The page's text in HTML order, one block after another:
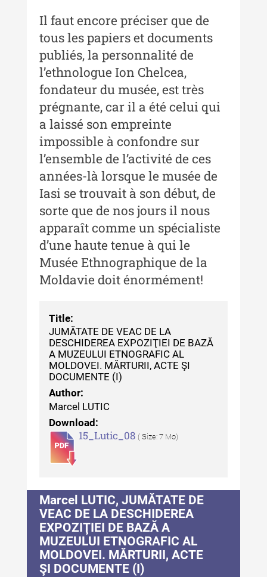
Il faut encore préciser que de
tous les papiers et documents
publiés, la personnalité de
l’ethnologue Ion Chelcea,
fondateur du musée, est très
prégnante, car il a été celui qui
a laissé son empreinte
impossible à confondre sur
l’ensemble de l’activité de ces
années-là lorsque le musée de
Iasi se trouvait à son début, de
sorte que de nos jours il nous
apparaît comme un spécialiste
d’une haute tenue à qui le
Musée Ethnographique de la
Moldavie doit énormément!
Title:
JUMĂTATE DE VEAC DE LA
DESCHIDEREA EXPOZIŢIEI DE BAZĂ
A MUZEULUI ETNOGRAFIC AL
MOLDOVEI. MĂRTURII, ACTE ŞI
DOCUMENTE (I)
Author:
Marcel LUTIC
Download:
15_Lutic_08 ( Size: 7 Mo)
Marcel LUTIC, JUMĂTATE DE
VEAC DE LA DESCHIDEREA
EXPOZIŢIEI DE BAZĂ A
MUZEULUI ETNOGRAFIC AL
MOLDOVEI. MĂRTURII, ACTE
ŞI DOCUMENTE (I)